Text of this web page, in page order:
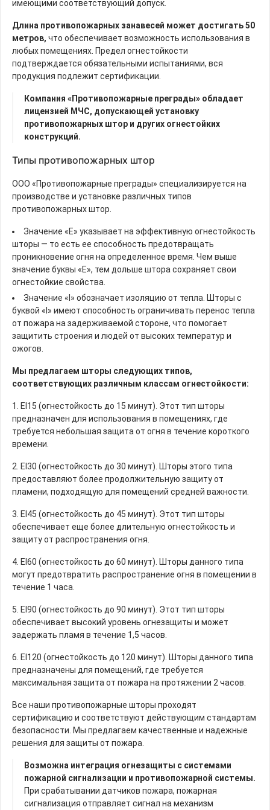
имеющими соответствующий допуск.
Длина противопожарных занавесей может достигать 50
метров, что обеспечивает возможность использования в
любых помещениях. Предел огнестойкости
подтверждается обязательными испытаниями, вся
продукция подлежит сертификации.
Компания «Противопожарные преграды» обладает
лицензией МЧС, допускающей установку
противопожарных штор и других огнестойких
конструкций.
Типы противопожарных штор
ООО «Противопожарные преграды» специализируется на
производстве и установке различных типов
противопожарных штор.
Значение «E» указывает на эффективную огнестойкость
шторы — то есть ее способность предотвращать
проникновение огня на определенное время. Чем выше
значение буквы «E», тем дольше штора сохраняет свои
огнестойкие свойства.
Значение «I» обозначает изоляцию от тепла. Шторы с
буквой «I» имеют способность ограничивать перенос тепла
от пожара на задерживаемой стороне, что помогает
защитить строения и людей от высоких температур и
ожогов.
Мы предлагаем шторы следующих типов,
соответствующих различным классам огнестойкости:
1. EI15 (огнестойкость до 15 минут). Этот тип шторы
предназначен для использования в помещениях, где
требуется небольшая защита от огня в течение короткого
времени.
2. EI30 (огнестойкость до 30 минут). Шторы этого типа
предоставляют более продолжительную защиту от
пламени, подходящую для помещений средней важности.
3. EI45 (огнестойкость до 45 минут). Этот тип шторы
обеспечивает еще более длительную огнестойкость и
защиту от распространения огня.
4. EI60 (огнестойкость до 60 минут). Шторы данного типа
могут предотвратить распространение огня в помещении в
течение 1 часа.
5. EI90 (огнестойкость до 90 минут). Этот тип шторы
обеспечивает высокий уровень огнезащиты и может
задержать пламя в течение 1,5 часов.
6. EI120 (огнестойкость до 120 минут). Шторы данного типа
предназначены для помещений, где требуется
максимальная защита от пожара на протяжении 2 часов.
Все наши противопожарные шторы проходят
сертификацию и соответствуют действующим стандартам
безопасности. Мы предлагаем качественные и надежные
решения для защиты от пожара.
Возможна интеграция огнезащиты с системами
пожарной сигнализации и противопожарной системы.
При срабатывании датчиков пожара, пожарная
сигнализация отправляет сигнал на механизм